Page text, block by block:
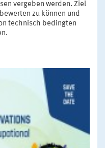
vergeben werden. Ziel
zu können und
technisch bedingten